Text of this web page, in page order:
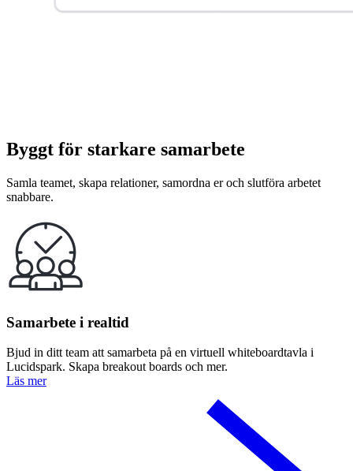
Byggt för starkare samarbete
Samla teamet, skapa relationer, samordna er och slutföra arbetet
snabbare.
Samarbete i realtid
Bjud in ditt team att samarbeta på en virtuell whiteboardtavla i
Lucidspark. Skapa breakout boards och mer.
Läs mer